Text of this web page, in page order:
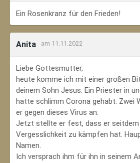
Ein Rosenkranz für den Frieden!
Anita am 11.11.2022
Liebe Gottesmutter,
heute komme ich mit einer großen
deinem Sohn Jesus. Ein Priester in
hatte schlimm Corona gehabt. Zwei
er gegen dieses Virus an.
Jetzt stellte er fest, dass er
Vergesslichkeit zu kämpfen hat.
Namen.
Ich versprach ihm für ihn in seinem